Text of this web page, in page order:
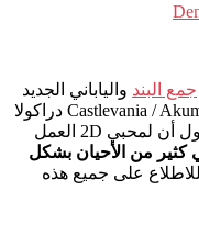
جمع البند والياباني الجديد
دليل كتاب. أنا ركزت على ألعاب عبة Castlevania / Akumajo دراكولا
على مختلف نينتندو لعبة فتى. يجب أن أقول أن لمحبي 2D العمل
كثير من الأحيان بشكل
على جميع هذه